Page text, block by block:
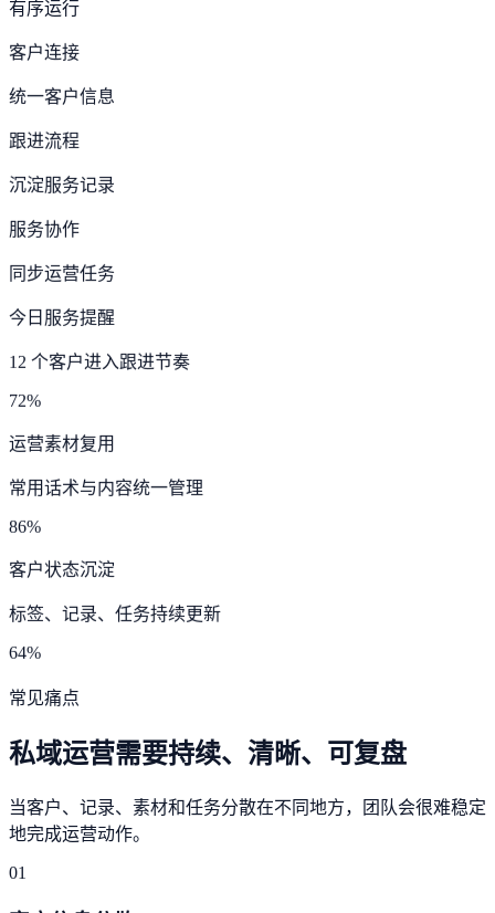
有序运行
客户连接
统一客户信息
跟进流程
沉淀服务记录
服务协作
同步运营任务
今日服务提醒
12 个客户进入跟进节奏
72%
运营素材复用
常用话术与内容统一管理
86%
客户状态沉淀
标签、记录、任务持续更新
64%
常见痛点
私域运营需要持续、清晰、可复盘
当客户、记录、素材和任务分散在不同地方，团队会很难稳定
地完成运营动作。
01